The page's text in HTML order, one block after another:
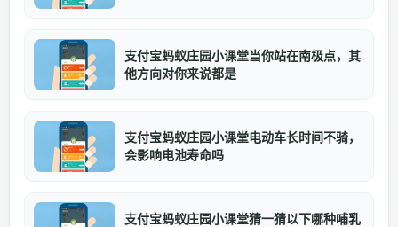
支付宝蚂蚁庄园小课堂当你站在南极点，其
他方向对你来说都是
支付宝蚂蚁庄园小课堂电动车长时间不骑，
会影响电池寿命吗
支付宝蚂蚁庄园小课堂猜一猜以下哪种哺乳